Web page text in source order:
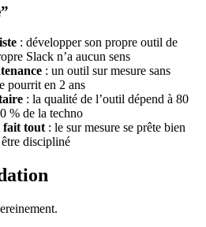
: développer son propre outil de
Slack n’a aucun sens
: un outil sur mesure sans
pourrit en 2 ans
: la qualité de l’outil dépend à 80
% de la techno
fait tout : le sur mesure se prête bien
discipliné